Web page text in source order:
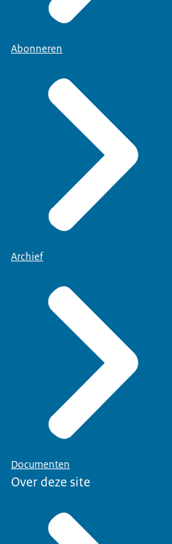
Abonneren
Archief
Documenten
Over deze site